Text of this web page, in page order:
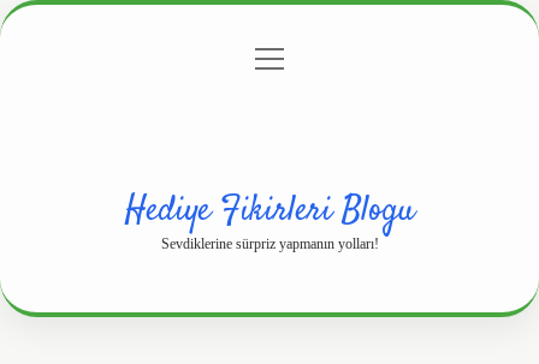
Gizlilik Politikası
menüyü
Hediye Fikirleri Blogu
Sevdiklerine sürpriz yapmanın yolları!